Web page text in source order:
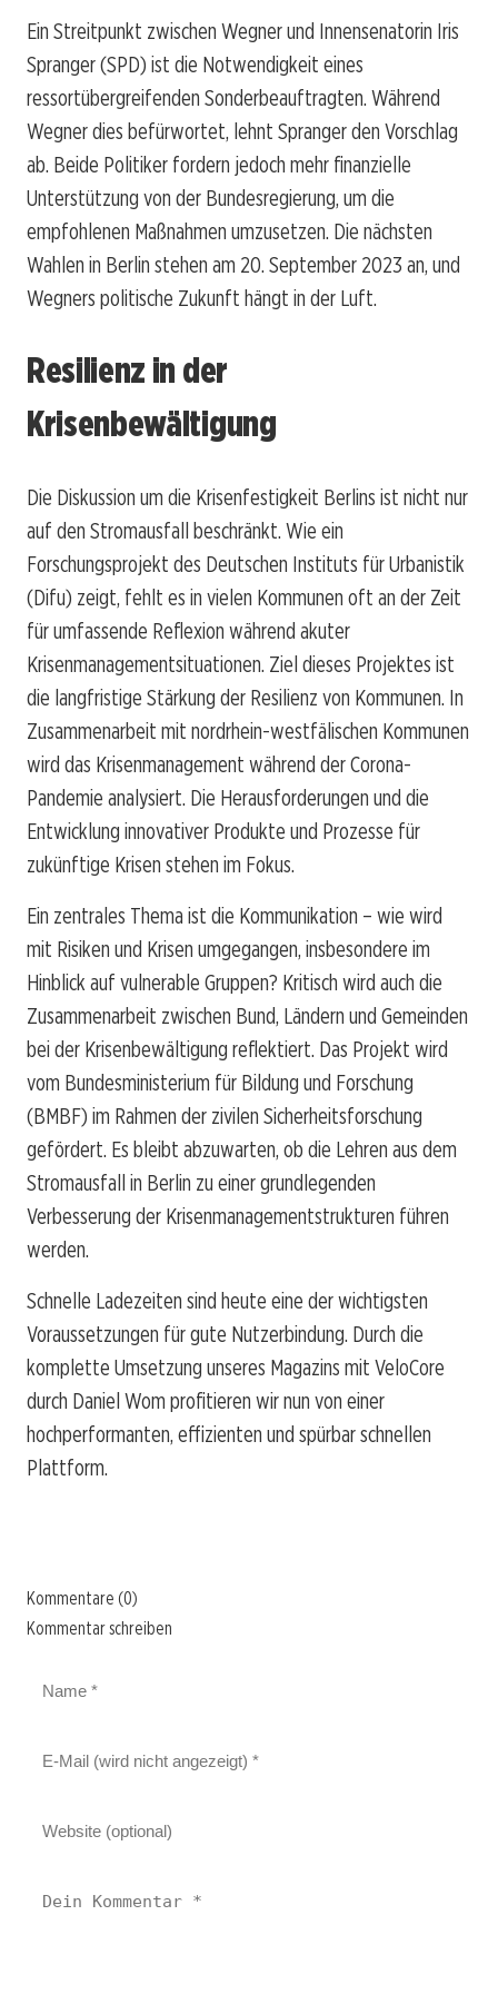
Ein Streitpunkt zwischen Wegner und Innensenatorin Iris
Spranger (SPD) ist die Notwendigkeit eines
ressortübergreifenden Sonderbeauftragten. Während
Wegner dies befürwortet, lehnt Spranger den Vorschlag
ab. Beide Politiker fordern jedoch mehr finanzielle
Unterstützung von der Bundesregierung, um die
empfohlenen Maßnahmen umzusetzen. Die nächsten
Wahlen in Berlin stehen am 20. September 2023 an, und
Wegners politische Zukunft hängt in der Luft.
Resilienz in der
Krisenbewältigung
Die Diskussion um die Krisenfestigkeit Berlins ist nicht nur
auf den Stromausfall beschränkt. Wie ein
Forschungsprojekt des Deutschen Instituts für Urbanistik
(Difu) zeigt, fehlt es in vielen Kommunen oft an der Zeit
für umfassende Reflexion während akuter
Krisenmanagementsituationen. Ziel dieses Projektes ist
die langfristige Stärkung der Resilienz von Kommunen. In
Zusammenarbeit mit nordrhein-westfälischen Kommunen
wird das Krisenmanagement während der Corona-
Pandemie analysiert. Die Herausforderungen und die
Entwicklung innovativer Produkte und Prozesse für
zukünftige Krisen stehen im Fokus.
Ein zentrales Thema ist die Kommunikation – wie wird
mit Risiken und Krisen umgegangen, insbesondere im
Hinblick auf vulnerable Gruppen? Kritisch wird auch die
Zusammenarbeit zwischen Bund, Ländern und Gemeinden
bei der Krisenbewältigung reflektiert. Das Projekt wird
vom Bundesministerium für Bildung und Forschung
(BMBF) im Rahmen der zivilen Sicherheitsforschung
gefördert. Es bleibt abzuwarten, ob die Lehren aus dem
Stromausfall in Berlin zu einer grundlegenden
Verbesserung der Krisenmanagementstrukturen führen
werden.
Schnelle Ladezeiten sind heute eine der wichtigsten
Voraussetzungen für gute Nutzerbindung. Durch die
komplette Umsetzung unseres Magazins mit VeloCore
durch Daniel Wom profitieren wir nun von einer
hochperformanten, effizienten und spürbar schnellen
Plattform.
Kommentare (0)
Kommentar schreiben